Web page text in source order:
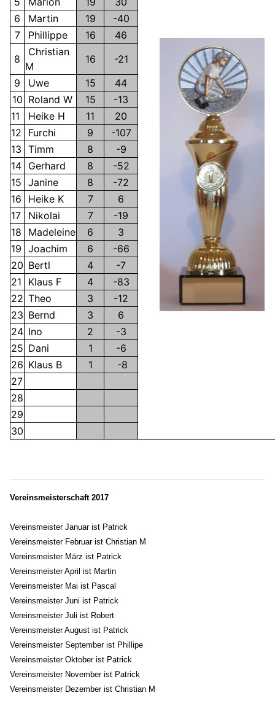
6
Martin 19
-40
7
Phillippe 16
46
8
Christian
M
16
-21
9
Uwe 15
44
10 Roland W 15
-13
11
Heike H 11
20
12
Furchi 9
-107
13 Timm 8
-9
14 Gerhard 8
-52
15 Janine 8
-72
16
Heike K 7
6
17
Nikolai 7
-19
18
Madeleine 6
3
19 Joachim 6
-66
20 Bertl 4
-7
21
Klaus F 4
-83
22 Theo 3
-12
23 Bernd 3
6
24 Ino 2
-3
25 Dani 1
-6
26 Klaus B 1
-8
27
28
29
30
Vereinsmeisterschaft 2017
Vereinsmeister Januar ist Patrick
Vereinsmeister Februar ist Christian M
Vereinsmeister März ist Patrick
Vereinsmeister April ist Martin
Vereinsmeister Mai ist Pascal
Vereinsmeister Juni ist Patrick
Vereinsmeister Juli ist Robert
Vereinsmeister August ist Patrick
Vereinsmeister September ist Phillipe
Vereinsmeister Oktober ist Patrick
Vereinsmeister November ist Patrick
Vereinsmeister Dezember ist Christian M